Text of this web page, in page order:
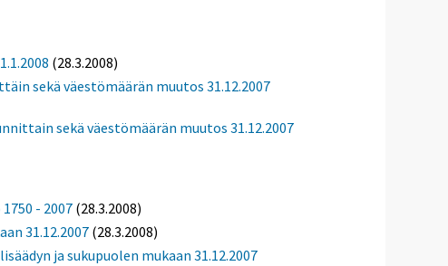
(28.3.2008)
sekä väestömäärän muutos 31.12.2007
sekä väestömäärän muutos 31.12.2007
- 2007 (28.3.2008)
31.12.2007(28.3.2008)
ja sukupuolen mukaan 31.12.2007